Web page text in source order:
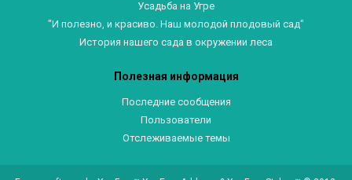
Усадьба на Угре
"И полезно, и красиво. Наш молодой плодовый сад"
История нашего сада в окружении леса
Полезная информация
Последние сообщения
Пользователи
Отслеживаемые темы